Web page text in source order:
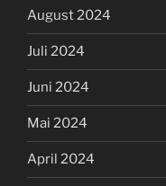
August 2024
Juli 2024
Juni 2024
Mai 2024
April 2024